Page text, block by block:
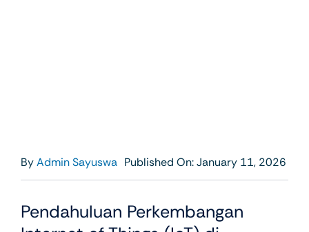
ByAdmin Sayuswa Published On: January 11, 2026
Pendahuluan Perkembangan